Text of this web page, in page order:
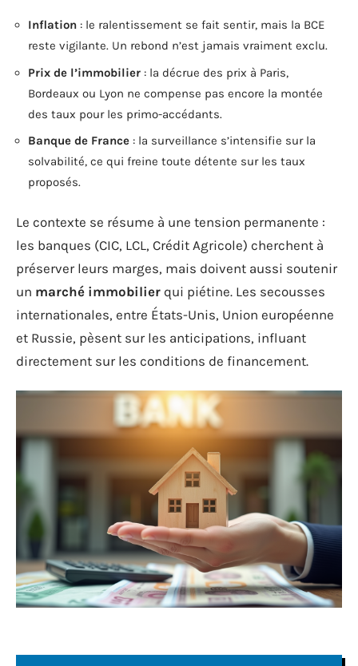
Inflation : le ralentissement se fait sentir, mais la BCE
reste vigilante. Un rebond n’est jamais vraiment exclu.
Prix de l’immobilier : la décrue des prix à Paris,
Bordeaux ou Lyon ne compense pas encore la montée
des taux pour les primo-accédants.
Banque de France : la surveillance s’intensifie sur la
solvabilité, ce qui freine toute détente sur les taux
proposés.
Le contexte se résume à une tension permanente :
les banques (CIC, LCL, Crédit Agricole) cherchent à
préserver leurs marges, mais doivent aussi soutenir
un marché immobilier qui piétine. Les secousses
internationales, entre États-Unis, Union européenne
et Russie, pèsent sur les anticipations, influant
directement sur les conditions de financement.